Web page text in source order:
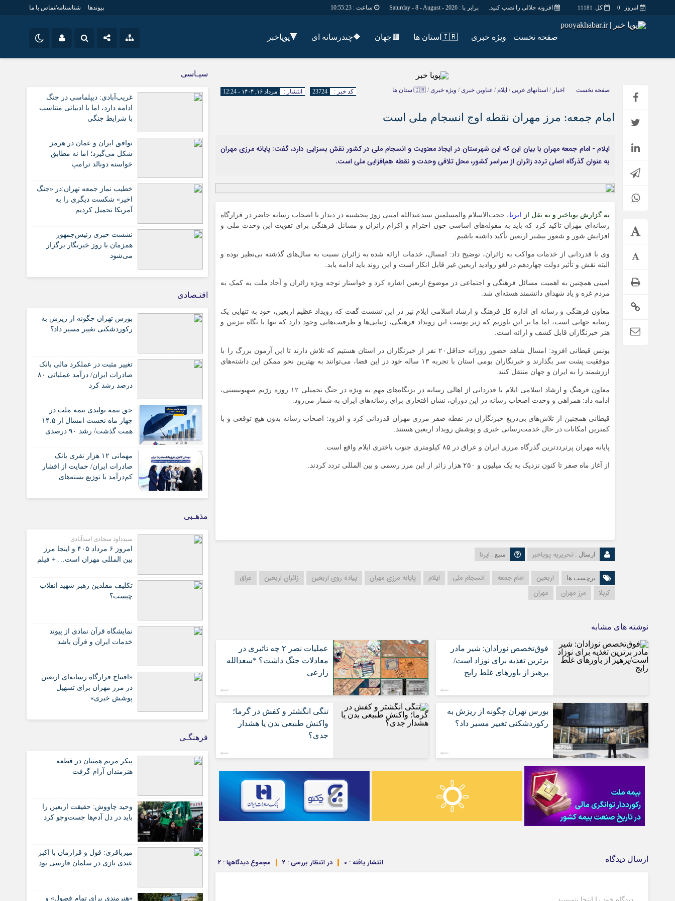
کل 11181 امروز 0 افزونه جلالی را نصب کنید. برابر با : Saturday - 8 - August - 2026 ساعت : 10:55:24 پیوندها شناسنامه/تماس با ما
صفحه نخست ویژه خبری 🇮🇷استان ها 🟫جهان 🔷چندرسانه ای 🔻پویاخبر
سروش
ایتا
اپلیکیشن
مرا به خاطر بسپار
اقتصاد
گالری فیلم
حساب مشتری
شناسنامه/تماس با ما
گروه اجتماعی
اقتصاد
سیاسی
صفحه نخست اخبار / استانهای غربی/ ایلام / عناوین خبری/ ویژه خبری/ 🇮🇷استان ها انتشار : مرداد ۱۶, ۱۴۰۴ - 12:24 کد خبر : 23724
امام جمعه: مرز مهران نقطه اوج انسجام ملی است
ایلام - امام جمعه مهران با بیان این که این شهرستان در ایجاد معنویت و انسجام ملی در کشور نقش بسزایی دارد، گفت: پایانه مرزی مهران
به عنوان گذرگاه اصلی تردد زائران از سراسر کشور، محل تلاقی وحدت و نقطه هم‌افزایی ملی است.
به گزارش پویاخبر و به نقل از ایرنا، حجت‌الاسلام والمسلمین سیدعبدالله امینی روز پنجشنبه در دیدار با اصحاب‌ رسانه حاضر در قرارگاه
رسانه‌ای مهران تاکید کرد که باید به مقوله‌های اساسی چون احترام و اکرام زائران و مسائل فرهنگی برای تقویت این وحدت ملی و
افزایش شور و شعور بیشتر اربعین تأکید داشته باشیم.
وی با قدردانی از خدمات مواکب به زائران، توضیح داد: امسال، خدمات ارائه شده به زائران نسبت به سال‌های گذشته بی‌نظیر بوده و
البته نقش و تأثیر دولت چهاردهم در لغو روادید اربعین غیر قابل انکار است و این روند باید ادامه یابد.
امینی همچنین به اهمیت مسائل فرهنگی و اجتماعی در موضوع اربعین اشاره کرد و خواستار توجه ویژه زائران و آحاد ملت به کمک به
مردم غزه و یاد شهدای دانشمند هسته‌ای شد.
معاون فرهنگی و رسانه ای اداره کل فرهنگ و ارشاد اسلامی ایلام نیز در این نشست گفت که رویداد عظیم اربعین، خود به تنهایی یک
رسانه جهانی است، اما ما بر این باوریم که زیر پوست این رویداد فرهنگی، زیبایی‌ها و ظرفیت‌هایی وجود دارد که تنها با نگاه تیزبین و
هنر خبرنگاران قابل کشف و ارائه است.
یونس قیطانی افزود: امسال شاهد حضور روزانه حداقل۲۰ نفر از خبرنگاران در استان هستیم که تلاش دارند تا این آزمون بزرگ را با
موفقیت پشت سر بگذارند و خبرنگاران بومی استان با تجربه ۱۳ ساله خود در این فضا، می‌توانند به بهترین نحو ممکن این داشته‌های
ارزشمند را به ایران و جهان منتقل کنند.
معاون فرهنگ و ارشاد اسلامی ایلام با قدردانی از اهالی رسانه در بزنگاه‌های مهم به ویژه در جنگ تحمیلی ۱۲ روزه رژیم صهیونیستی،
ادامه داد: همراهی و وحدت اصحاب رسانه در این دوران، نشان افتخاری برای رسانه‌های ایران به شمار می‌رود.
قیطانی همچنین از تلاش‌های بی‌دریغ خبرنگاران در نقطه صفر مرزی مهران قدردانی کرد و افزود: اصحاب رسانه بدون هیچ توقعی و با
کمترین امکانات در حال خدمت‌رسانی خبری و پوشش رویداد اربعین هستند.
پایانه مهران پرترددترین گذرگاه مرزی ایران و عراق در ۸۵ کیلومتری جنوب باختری ایلام واقع است.
از آغاز ماه صفر تا کنون نزدیک به یک میلیون و ۲۵۰ هزار زائر از این مرز رسمی و بین المللی تردد کردند.
ارسال : تحریریه پویاخبر منبع : ایرنا
برچسب ها اربعین امام جمعه انسجام ملی ایلام پایانه مرزی مهران پیاده روی اربعین زائران اربعین
عراق
کربلا
مرز مهران مهران
نوشته های مشابه
فوق‌تخصص نوزادان: شیر مادر
برترین تغذیه برای نوزاد است/
پرهیز از باورهای غلط رایج
عملیات نصر ۲ چه تاثیری در
معادلات جنگ داشت؟ *سعدالله
زارعی
بورس تهران چگونه از ریزش به
رکوردشکنی تغییر مسیر داد؟
تنگی انگشتر و کفش در گرما؛
واکنش طبیعی بدن یا هشدار
جدی؟
ارسال دیدگاه مجموع دیدگاهها : 2 در انتظار بررسی : 2 انتشار یافته : ۰
سیـاسی
غریب‌آبادی: دیپلماسی در جنگ
ادامه دارد، اما با ادبیاتی متناسب
با شرایط جنگی
توافق ایران و عمان در هرمز
شکل می‌گیرد؛ اما نه مطابق
خواسته دونالد ترامپ
خطیب نماز جمعه تهران:در «جنگ
اخیر» شکست دیگری را به
آمریکا تحمیل کردیم
نشست خبری رئیس‌جمهور
همزمان با روز خبرنگار برگزار
می‌شود
اقتـصادی
بورس تهران چگونه از ریزش به
رکوردشکنی تغییر مسیر داد؟
تغییر مثبت در عملکرد مالی بانک
صادرات ایران/ درآمد عملیاتی ۸۰
درصد رشد کرد
حق بیمه تولیدی بیمه ملت در
چهار ماه نخست امسال از ۱۴.۵
همت گذشت/ رشد ۹۰ درصدی
گذشته
مهمانی ۱۲ هزار نفری بانک
صادرات ایران/ حمایت از اقشار
کم‌درآمد با توزیع بسته‌های
مذهـبی
سیدداود سجادی اسدآبادی
امروز ۶ مرداد ۴۰۵ و اینجا مرز
بین المللی مهران است… + فیلم
تکلیف مقلدین رهبر شهید انقلاب
چیست؟
نمایشگاه قرآن نمادی از پیوند
خدمات ایران و قرآن باشد
«افتتاح قرارگاه رسانه‌ای اربعین
در مرز مهران برای تسهیل
پوشش خبری»
فرهنگـی
پیکر مریم همتیان در قطعه
هنرمندان آرام گرفت
وحید چاووش: حقیقت اربعین را
باید در دل آدم‌ها جست‌وجو کرد
میرباقری: قول و قرارمان با اکبر
عبدی بازی در سلمان فارسی بود
«هنرمندی برای تمام فصول» و